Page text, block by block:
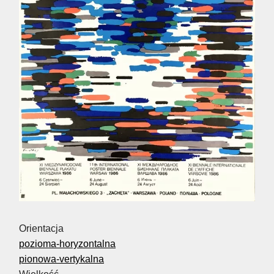
Orientacja
pozioma-horyzontalna
pionowa-vertykalna